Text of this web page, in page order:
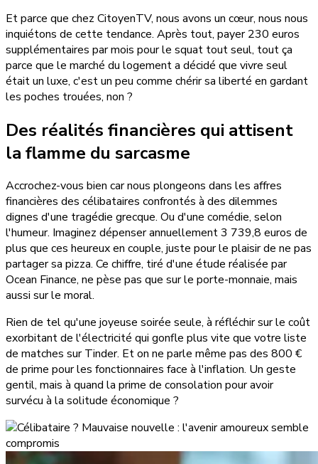
Et parce que chez CitoyenTV, nous avons un cœur, nous nous
inquiétons de cette tendance. Après tout, payer 230 euros
supplémentaires par mois pour le squat tout seul, tout ça
parce que le marché du logement a décidé que vivre seul
était un luxe, c'est un peu comme chérir sa liberté en gardant
les poches trouées, non ?
Des réalités financières qui attisent
la flamme du sarcasme
Accrochez-vous bien car nous plongeons dans les affres
financières des célibataires confrontés à des dilemmes
dignes d'une tragédie grecque. Ou d'une comédie, selon
l'humeur. Imaginez dépenser annuellement 3 739,8 euros de
plus que ces heureux en couple, juste pour le plaisir de ne pas
partager sa pizza. Ce chiffre, tiré d'une étude réalisée par
Ocean Finance, ne pèse pas que sur le porte-monnaie, mais
aussi sur le moral.
Rien de tel qu'une joyeuse soirée seule, à réfléchir sur le coût
exorbitant de l'électricité qui gonfle plus vite que votre liste
de matches sur Tinder. Et on ne parle même pas des 800 €
de prime pour les fonctionnaires face à l'inflation. Un geste
gentil, mais à quand la prime de consolation pour avoir
survécu à la solitude économique ?